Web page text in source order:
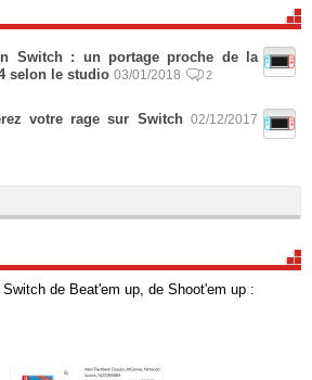
Switch : un portage proche de la
selon le studio 03/01/2018 2
votre rage sur Switch 02/12/2017
de Beat'em up, de Shoot'em up :